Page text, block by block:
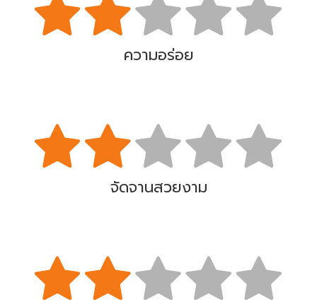
ความอร่อย
จัดจานสวยงาม